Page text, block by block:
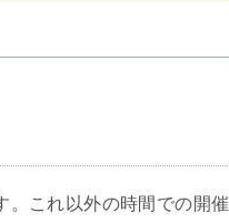
これ以外の時間での開催